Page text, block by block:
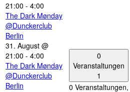
21:00 - 4:00
The Dark Mønday
@Dunckerclub
Berlin
31. August @
21:00 - 4:00
The Dark Mønday
@Dunckerclub
Berlin
0
Veranstaltungen
1
0 Veranstaltungen,